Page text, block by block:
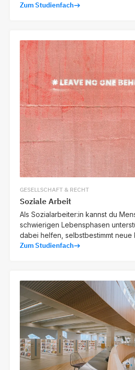
bedarfsgerechte Unterstützung
Zum Studienfach
GESELLSCHAFT & RECHT
Soziale Arbeit
Als Sozialarbeiter:in kannst du
schwierigen Lebensphasen
dabei helfen, selbstbestimmt neue
entwickeln.
Zum Studienfach